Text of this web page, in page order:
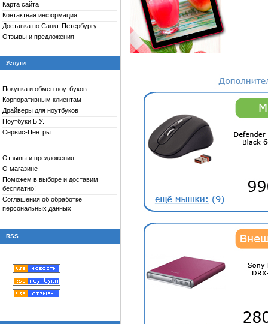
Карта сайта
Контактная информация
Доставка по Санкт-Петербургу
Отзывы и предложения
Услуги
Покупка и обмен ноутбуков.
Корпоративным клиентам
Драйверы для ноутбуков
Ноутбуки Б.У.
Сервис-Центры
Отзывы и предложения
О магазине
Поможем в выборе и доставим
бесплатно!
Соглашения об обработке
персональных данных
RSS